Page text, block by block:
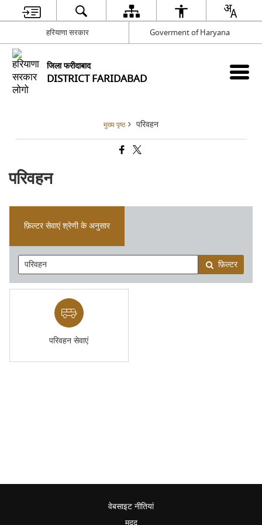
हरियाणा सरकार Goverment of Haryana
जिला फरीदाबाद
DISTRICT FARIDABAD
मुख्य पृष्ठ परिवहन
परिवहन
फ़िल्टर सेवाएं श्रेणी के अनुसार
फ़िल्टर
परिवहन सेवाएं
वेबसाइट नीतियां